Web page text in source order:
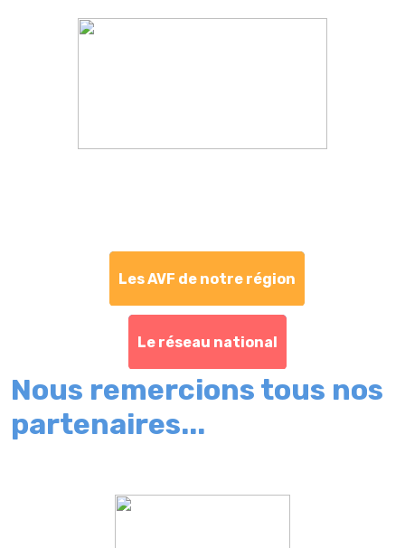
Les AVF de notre région
Le réseau national
Nous remercions tous nos
partenaires...